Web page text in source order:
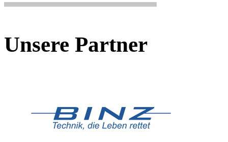
Unsere Partner